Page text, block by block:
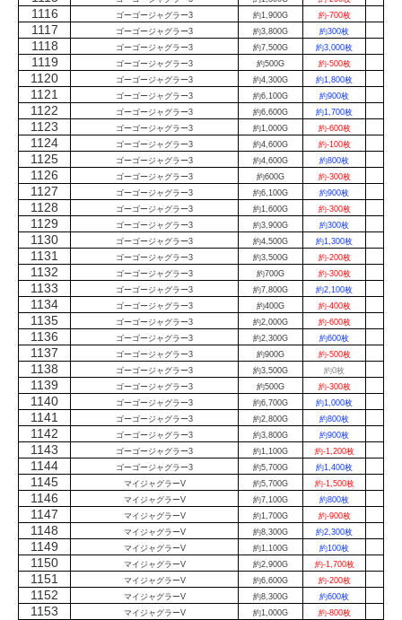
1116 ゴーゴージャグラー3 約1,900G 約-700枚
1117 ゴーゴージャグラー3 約3,800G 約300枚
1118 ゴーゴージャグラー3 約7,500G 約3,000枚
1119 ゴーゴージャグラー3 約500G 約-500枚
1120 ゴーゴージャグラー3 約4,300G 約1,800枚
1121 ゴーゴージャグラー3 約6,100G 約900枚
1122 ゴーゴージャグラー3 約6,600G 約1,700枚
1123 ゴーゴージャグラー3 約1,000G 約-600枚
1124 ゴーゴージャグラー3 約4,600G 約-100枚
1125 ゴーゴージャグラー3 約4,600G 約800枚
1126 ゴーゴージャグラー3 約600G 約-300枚
1127 ゴーゴージャグラー3 約6,100G 約900枚
1128 ゴーゴージャグラー3 約1,600G 約-300枚
1129 ゴーゴージャグラー3 約3,900G 約300枚
1130 ゴーゴージャグラー3 約4,500G 約1,300枚
1131 ゴーゴージャグラー3 約3,500G 約-200枚
1132 ゴーゴージャグラー3 約700G 約-300枚
1133 ゴーゴージャグラー3 約7,800G 約2,100枚
1134 ゴーゴージャグラー3 約400G 約-400枚
1135 ゴーゴージャグラー3 約2,000G 約-600枚
1136 ゴーゴージャグラー3 約2,300G 約600枚
1137 ゴーゴージャグラー3 約900G 約-500枚
1138 ゴーゴージャグラー3 約3,500G 約0枚
1139 ゴーゴージャグラー3 約500G 約-300枚
1140 ゴーゴージャグラー3 約6,700G 約1,000枚
1141 ゴーゴージャグラー3 約2,800G 約800枚
1142 ゴーゴージャグラー3 約3,800G 約900枚
1143 ゴーゴージャグラー3 約1,100G 約-1,200枚
1144 ゴーゴージャグラー3 約5,700G 約1,400枚
1145 マイジャグラーV 約5,700G 約-1,500枚
1146 マイジャグラーV 約7,100G 約800枚
1147 マイジャグラーV 約1,700G 約-900枚
1148 マイジャグラーV 約8,300G 約2,300枚
1149 マイジャグラーV 約1,100G 約100枚
1150 マイジャグラーV 約2,900G 約-1,700枚
1151 マイジャグラーV 約6,600G 約-200枚
1152 マイジャグラーV 約8,300G 約600枚
1153 マイジャグラーV 約1,000G 約-800枚